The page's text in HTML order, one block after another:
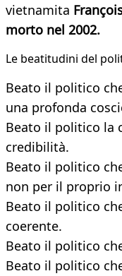
vietnamita
morto nel 2002.
Le beatitudini del
Beato il politico
una profonda
Beato il politico la
credibilità.
Beato il politico
non per il proprio
Beato il politico
coerente.
Beato il politico
Beato il politico